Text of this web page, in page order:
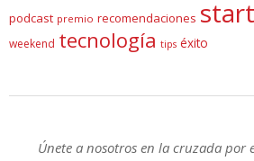
podcast premio recomendaciones
weekend tecnología tips éxito
Únete a nosotros en la cruzada por